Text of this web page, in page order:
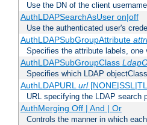
Use the DN of the client
AuthLDAPSearchAsUser on|off
Use the authenticated user's
AuthLDAPSubGroupAttribute
Specifies the attribute labels,
AuthLDAPSubGroupClass
Specifies which LDAP
AuthLDAPURLurl
URL specifying the LDAP search
AuthMerging Off | And | Or
Controls the manner in which